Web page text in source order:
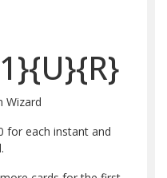
{U}{R}
Wizard
for each instant and